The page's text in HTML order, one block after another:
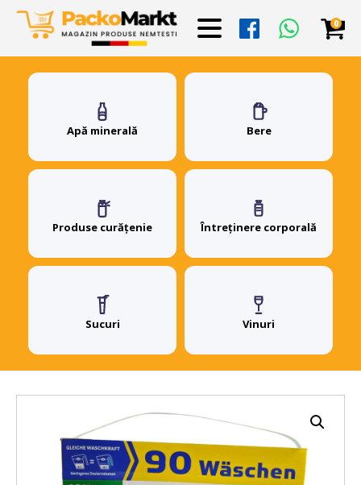
0
Apă minerală Bere
Produse curățenie Întreținere corporală
Sucuri Vinuri